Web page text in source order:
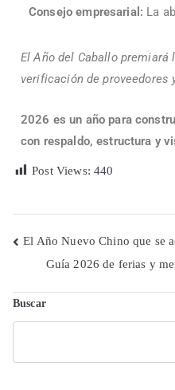
Consejo empresarial: La
El Año del Caballo
verificación de
2026 es un año para
con respaldo, estructura y
Post Views: 440
El Año Nuevo Chino que se
Guía 2026 de ferias y
Buscar